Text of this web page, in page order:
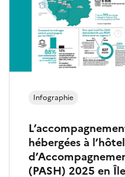
hébergées à
(PASH) 2025 en
Infographie